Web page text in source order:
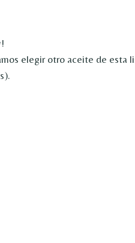
elegir otro aceite de esta